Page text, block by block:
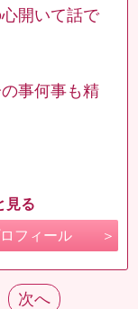
開いて話で
事何事も精
見る
フィール
次へ